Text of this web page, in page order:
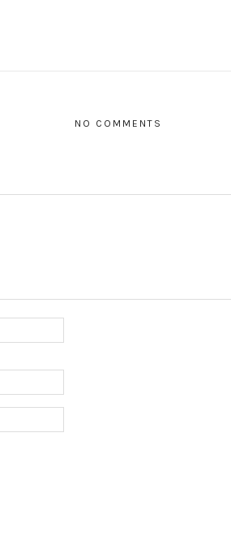
NO COMMENTS